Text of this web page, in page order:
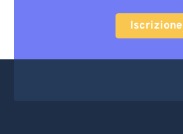
Iscrizione